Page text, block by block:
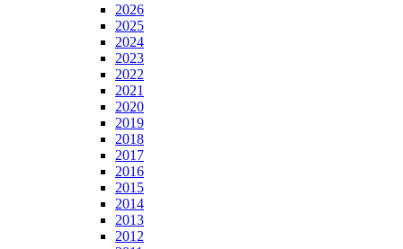
2026
2025
2024
2023
2022
2021
2020
2019
2018
2017
2016
2015
2014
2013
2012